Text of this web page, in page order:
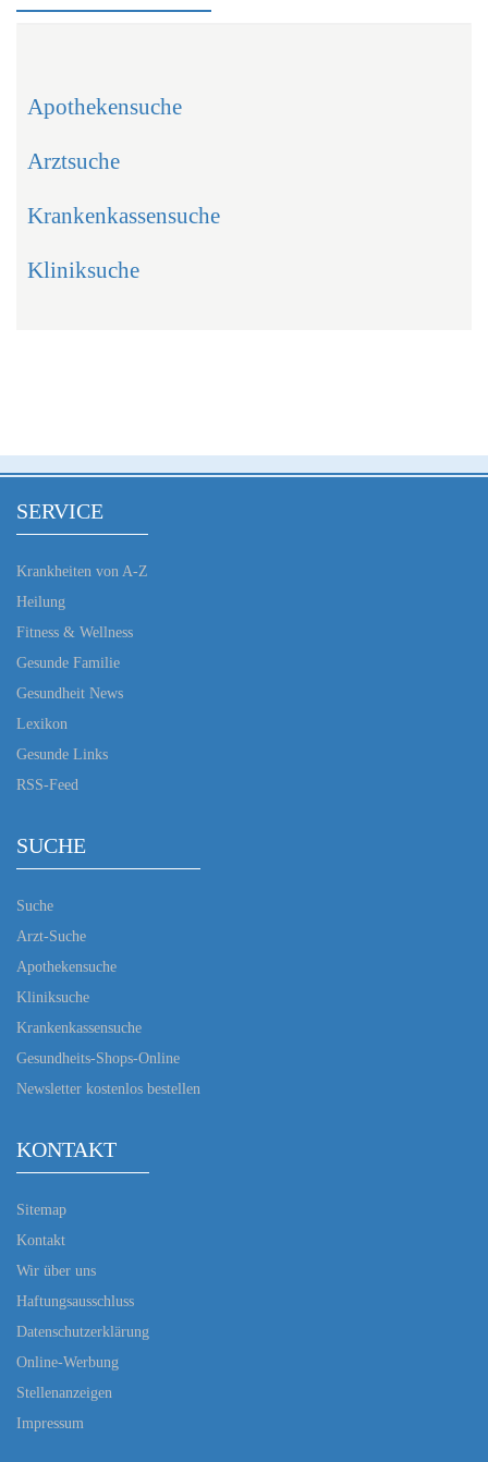
Apothekensuche
Arztsuche
Krankenkassensuche
Kliniksuche
SERVICE
Krankheiten von A-Z
Heilung
Fitness & Wellness
Gesunde Familie
Gesundheit News
Lexikon
Gesunde Links
RSS-Feed
SUCHE
Suche
Arzt-Suche
Apothekensuche
Kliniksuche
Krankenkassensuche
Gesundheits-Shops-Online
Newsletter kostenlos bestellen
KONTAKT
Sitemap
Kontakt
Wir über uns
Haftungsausschluss
Datenschutzerklärung
Online-Werbung
Stellenanzeigen
Impressum